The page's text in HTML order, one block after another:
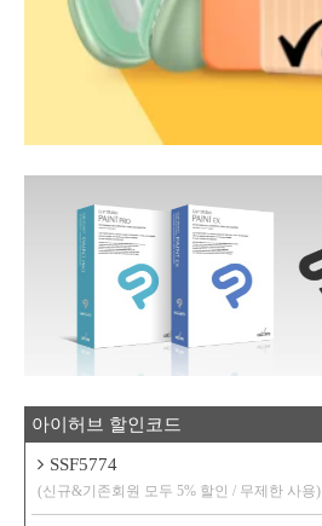
아이허브 할인코드
SSF5774
(신규&기존회원 모두 5% 할인 / 무제한 사용)